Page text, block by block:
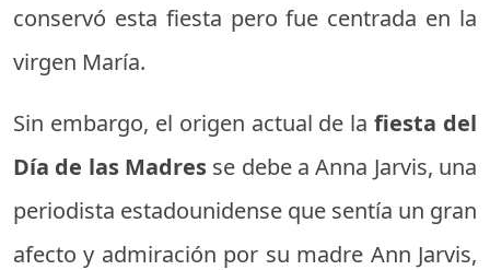
conservó esta fiesta pero fue centrada en la
virgen María.
Sin embargo, el origen actual de la fiesta del
Día de las Madres se debe a Anna Jarvis, una
periodista estadounidense que sentía un gran
afecto y admiración por su madre Ann Jarvis,